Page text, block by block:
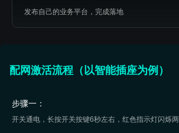
发布自己的业务平台，完成落地
配网激活流程（以智能插座为例）
步骤一：
开关通电，长按开关按键6秒左右，红色指示灯闪烁两